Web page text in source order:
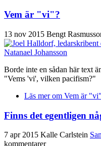
Vem är "vi"?
13 nov 2015 Bengt
Borde inte en sådan här text
"Vems 'vi', vilken pacifism?"
Läs merom Vem är
Finns det egentligen
7 apr 2015 Kalle Carlstein
kommentarer